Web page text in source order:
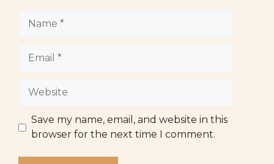
Website
Save my name, email, and website in this
browser for the next time I comment.